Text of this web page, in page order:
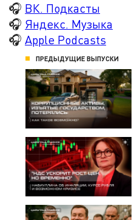
🎧 ВК. Подкасты
🎧 Яндекс. Музыка
🎧Apple Podcasts
ПРЕДЫДУЩИЕ ВЫПУСКИ